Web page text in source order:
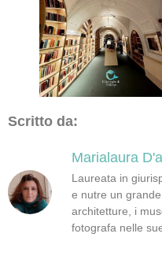
Scritto da:
Marialaura
Laureata in
e nutre un
architetture, i
fotografa nelle